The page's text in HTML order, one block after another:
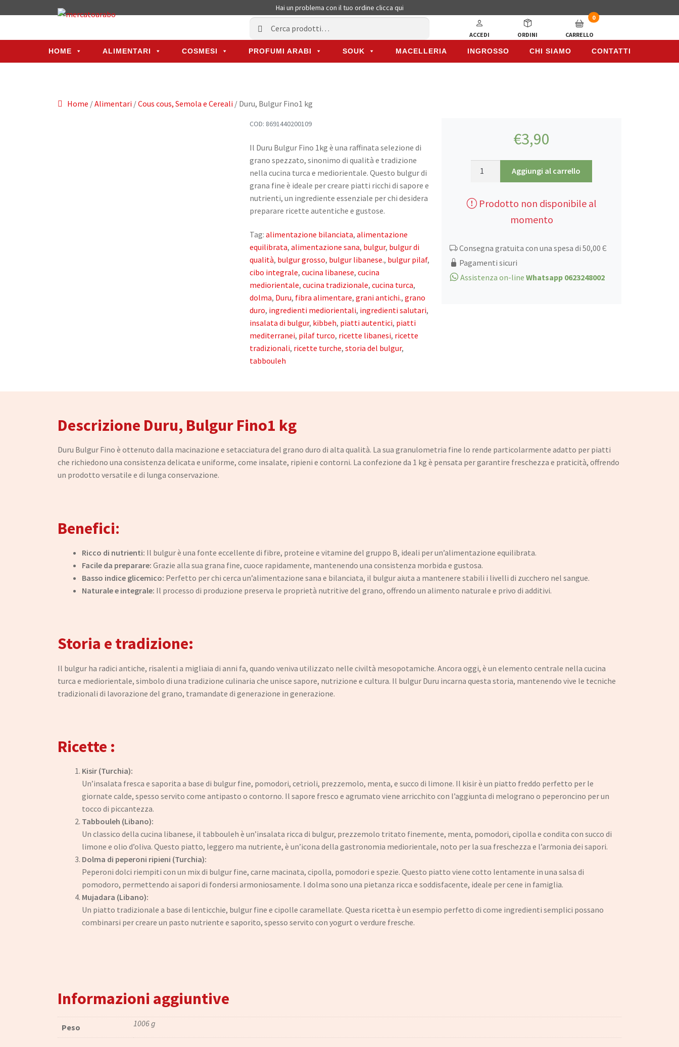
Hai un problema con il tuo ordine clicca qui
ACCEDI ORDINI
0
CARRELLO
HOME ALIMENTARI COSMESI PROFUMI ARABI SOUK MACELLERIA INGROSSO CHI SIAMO CONTATTI
Home /Alimentari /Cous cous, Semola e Cereali / Duru, Bulgur Fino1 kg
€3,90
kg
Aggiungi al carrello
Prodotto non disponibile al
momento
Consegna gratuita con una spesa di 50,00 Є
Pagamenti sicuri
Assistenza on-line Whatsapp 0623248002
COD: 8691440200109
Il Duru Bulgur Fino 1kg è una raffinata selezione di
grano spezzato, sinonimo di qualità e tradizione
nella cucina turca e mediorientale. Questo bulgur di
grana fine è ideale per creare piatti ricchi di sapore e
nutrienti, un ingrediente essenziale per chi desidera
preparare ricette autentiche e gustose.
Tag: alimentazione bilanciata, alimentazione
equilibrata, alimentazione sana, bulgur, bulgur di
qualità, bulgur grosso, bulgur libanese., bulgur pilaf,
cibo integrale, cucina libanese, cucina
mediorientale, cucina tradizionale, cucina turca,
dolma, Duru, fibra alimentare, grani antichi., grano
duro, ingredienti mediorientali, ingredienti salutari,
insalata di bulgur, kibbeh, piatti autentici, piatti
mediterranei, pilaf turco, ricette libanesi, ricette
tradizionali, ricette turche, storia del bulgur,
tabbouleh
Descrizione Duru, Bulgur Fino1 kg
Duru Bulgur Fino è ottenuto dalla macinazione e setacciatura del grano duro di alta qualità. La sua granulometria fine lo rende particolarmente adatto per piatti
che richiedono una consistenza delicata e uniforme, come insalate, ripieni e contorni. La confezione da 1 kg è pensata per garantire freschezza e praticità, offrendo
un prodotto versatile e di lunga conservazione.
Benefici:
Ricco di nutrienti: Il bulgur è una fonte eccellente di fibre, proteine e vitamine del gruppo B, ideali per un’alimentazione equilibrata.
Facile da preparare: Grazie alla sua grana fine, cuoce rapidamente, mantenendo una consistenza morbida e gustosa.
Basso indice glicemico: Perfetto per chi cerca un’alimentazione sana e bilanciata, il bulgur aiuta a mantenere stabili i livelli di zucchero nel sangue.
Naturale e integrale: Il processo di produzione preserva le proprietà nutritive del grano, offrendo un alimento naturale e privo di additivi.
Storia e tradizione:
Il bulgur ha radici antiche, risalenti a migliaia di anni fa, quando veniva utilizzato nelle civiltà mesopotamiche. Ancora oggi, è un elemento centrale nella cucina
turca e mediorientale, simbolo di una tradizione culinaria che unisce sapore, nutrizione e cultura. Il bulgur Duru incarna questa storia, mantenendo vive le tecniche
tradizionali di lavorazione del grano, tramandate di generazione in generazione.
Ricette :
Kisir (Turchia):
Un’insalata fresca e saporita a base di bulgur fine, pomodori, cetrioli, prezzemolo, menta, e succo di limone. Il kisir è un piatto freddo perfetto per le
giornate calde, spesso servito come antipasto o contorno. Il sapore fresco e agrumato viene arricchito con l’aggiunta di melograno o peperoncino per un
tocco di piccantezza.
Tabbouleh (Libano):
Un classico della cucina libanese, il tabbouleh è un’insalata ricca di bulgur, prezzemolo tritato finemente, menta, pomodori, cipolla e condita con succo di
limone e olio d’oliva. Questo piatto, leggero ma nutriente, è un’icona della gastronomia mediorientale, noto per la sua freschezza e l’armonia dei sapori.
Dolma di peperoni ripieni (Turchia):
Peperoni dolci riempiti con un mix di bulgur fine, carne macinata, cipolla, pomodori e spezie. Questo piatto viene cotto lentamente in una salsa di
pomodoro, permettendo ai sapori di fondersi armoniosamente. I dolma sono una pietanza ricca e soddisfacente, ideale per cene in famiglia.
Mujadara (Libano):
Un piatto tradizionale a base di lenticchie, bulgur fine e cipolle caramellate. Questa ricetta è un esempio perfetto di come ingredienti semplici possano
combinarsi per creare un pasto nutriente e saporito, spesso servito con yogurt o verdure fresche.
Informazioni aggiuntive
Peso 1006 g